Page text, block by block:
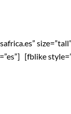
[fblike